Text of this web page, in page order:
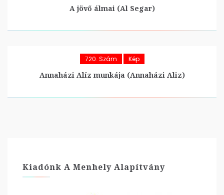
A jövő álmai (Al Segar)
720. Szám Kép
Annaházi Alíz munkája (Annaházi Aliz)
Kiadónk A Menhely Alapítvány